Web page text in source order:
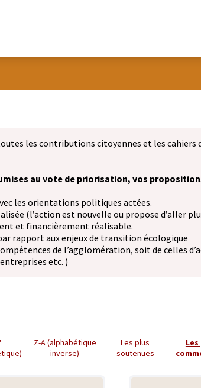
les contributions citoyennes et les cahiers
au vote de priorisation, vos
les orientations politiques actées.
(l’action est nouvelle ou propose d’aller
et financièrement réalisable.
rapport aux enjeux de transition écologique
de l’agglomération, soit de celles
etc. )
Z-A (alphabétique
inverse)
Les plus
soutenues